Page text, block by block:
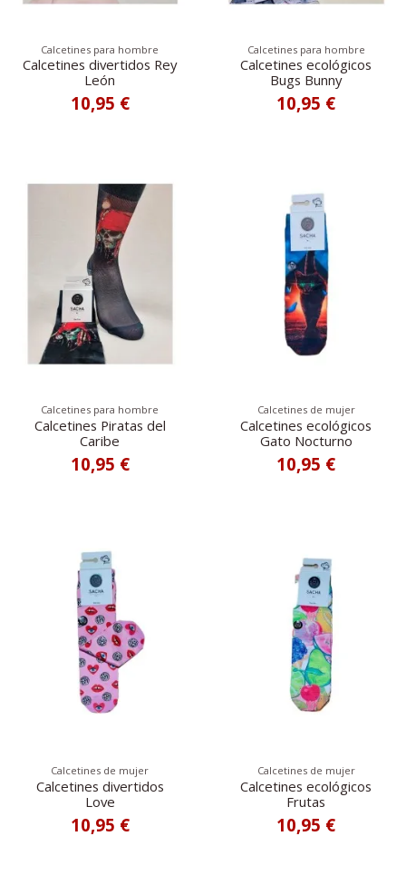
Calcetines para hombre
Calcetines divertidos Rey
León
10,95 €
Calcetines para hombre
Calcetines ecológicos
Bugs Bunny
10,95 €
Calcetines para hombre
Calcetines Piratas del
Caribe
10,95 €
Calcetines de mujer
Calcetines ecológicos
Gato Nocturno
10,95 €
Calcetines de mujer
Calcetines divertidos
Love
10,95 €
Calcetines de mujer
Calcetines ecológicos
Frutas
10,95 €